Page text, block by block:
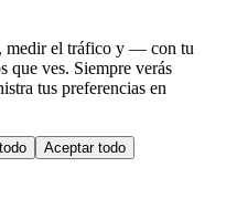
medir el tráfico y — con tu
que ves. Siempre verás
tus preferencias en
Aceptar todo